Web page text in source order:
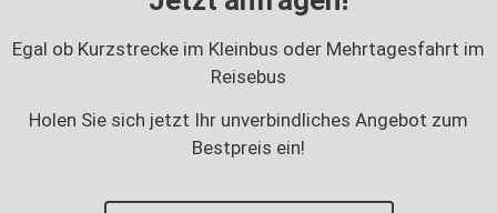
Egal ob Kurzstrecke im Kleinbus oder Mehrtagesfahrt im
Reisebus
Holen Sie sich jetzt Ihr unverbindliches Angebot zum
Bestpreis ein!